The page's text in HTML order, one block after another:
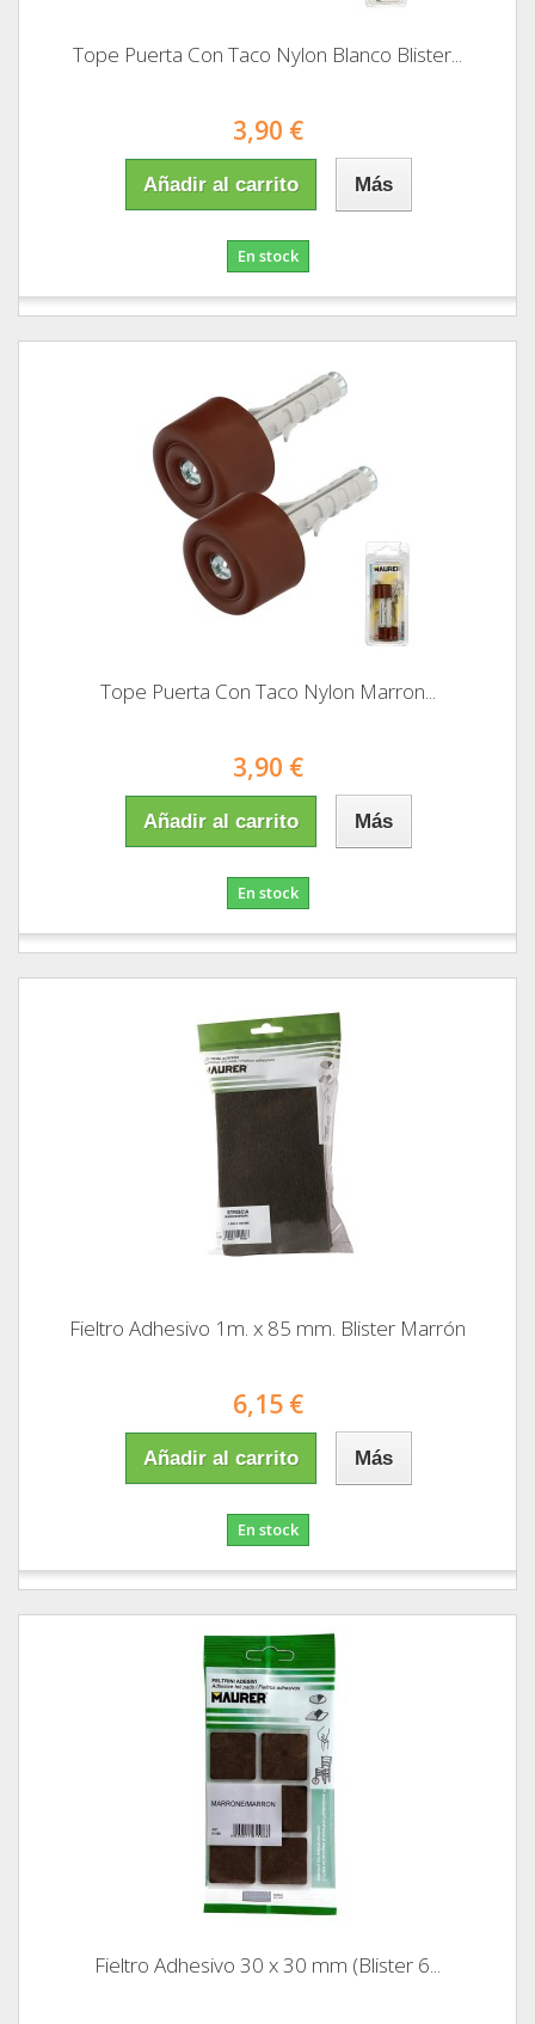
Tope Puerta Con Taco Nylon Blanco Blister...
3,90 €
Añadir al carrito Más
En stock
Tope Puerta Con Taco Nylon Marron...
3,90 €
Añadir al carrito Más
En stock
Fieltro Adhesivo 1m. x 85 mm. Blister Marrón
6,15 €
Añadir al carrito Más
En stock
Fieltro Adhesivo 30 x 30 mm (Blister 6...